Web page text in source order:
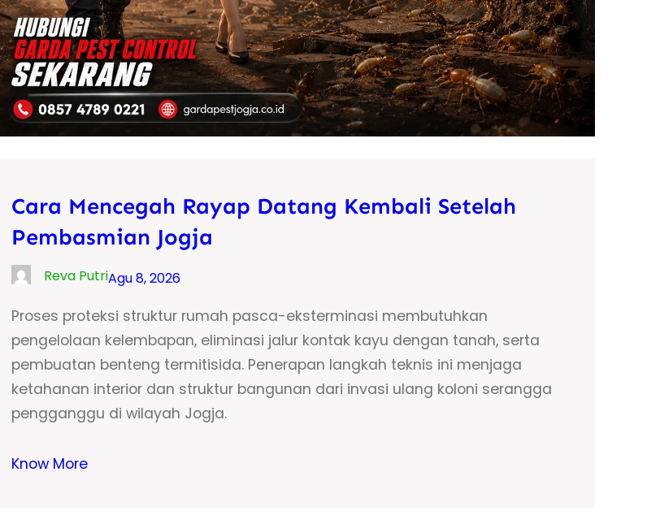
Cara Mencegah Rayap Datang Kembali Setelah
Pembasmian Jogja
Reva PutriAgu 8, 2026
Proses proteksi struktur rumah pasca-eksterminasi membutuhkan
pengelolaan kelembapan, eliminasi jalur kontak kayu dengan tanah, serta
pembuatan benteng termitisida. Penerapan langkah teknis ini menjaga
ketahanan interior dan struktur bangunan dari invasi ulang koloni serangga
pengganggu di wilayah Jogja.
Know More